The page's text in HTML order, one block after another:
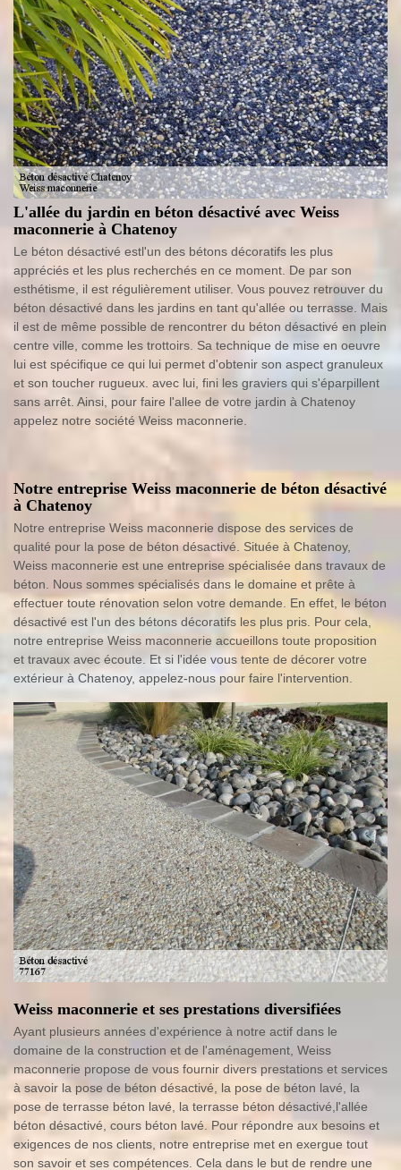
L'allée du jardin en béton désactivé avec Weiss
maconnerie à Chatenoy
Le béton désactivé estl'un des bétons décoratifs les plus
appréciés et les plus recherchés en ce moment. De par son
esthétisme, il est régulièrement utiliser. Vous pouvez retrouver du
béton désactivé dans les jardins en tant qu'allée ou terrasse. Mais
il est de même possible de rencontrer du béton désactivé en plein
centre ville, comme les trottoirs. Sa technique de mise en oeuvre
lui est spécifique ce qui lui permet d'obtenir son aspect granuleux
et son toucher rugueux. avec lui, fini les graviers qui s'éparpillent
sans arrêt. Ainsi, pour faire l'allee de votre jardin à Chatenoy
appelez notre société Weiss maconnerie.
Notre entreprise Weiss maconnerie de béton désactivé
à Chatenoy
Notre entreprise Weiss maconnerie dispose des services de
qualité pour la pose de béton désactivé. Située à Chatenoy,
Weiss maconnerie est une entreprise spécialisée dans travaux de
béton. Nous sommes spécialisés dans le domaine et prête à
effectuer toute rénovation selon votre demande. En effet, le béton
désactivé est l'un des bétons décoratifs les plus pris. Pour cela,
notre entreprise Weiss maconnerie accueillons toute proposition
et travaux avec écoute. Et si l'idée vous tente de décorer votre
extérieur à Chatenoy, appelez-nous pour faire l'intervention.
Weiss maconnerie et ses prestations diversifiées
Ayant plusieurs années d'expérience à notre actif dans le
domaine de la construction et de l'aménagement, Weiss
maconnerie propose de vous fournir divers prestations et services
à savoir la pose de béton désactivé, la pose de béton lavé, la
pose de terrasse béton lavé, la terrasse béton désactivé,l'allée
béton désactivé, cours béton lavé. Pour répondre aux besoins et
exigences de nos clients, notre entreprise met en exergue tout
son savoir et ses compétences. Cela dans le but de rendre une